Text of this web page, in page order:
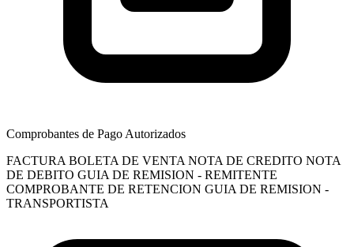
Comprobantes de Pago Autorizados
FACTURA BOLETA DE VENTA NOTA DE CREDITO NOTA
DE DEBITO GUIA DE REMISION - REMITENTE
COMPROBANTE DE RETENCION GUIA DE REMISION -
TRANSPORTISTA